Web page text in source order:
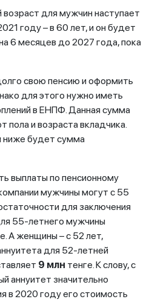
возраст для мужчин наступает
году – в 60 лет, и он будет
6 месяцев до 2027 года, пока
свою пенсию и оформить
для этого нужно иметь
в ЕНПФ. Данная сумма
пола и возраста вкладчика.
ниже будет сумма
выплаты по пенсионному
мужчины могут с 55
для заключения
55-летнего мужчины
А женщины – с 52 лет,
для 52-летней
9 млн тенге. К слову, с
аннуитет значительно
в 2020 году его стоимость